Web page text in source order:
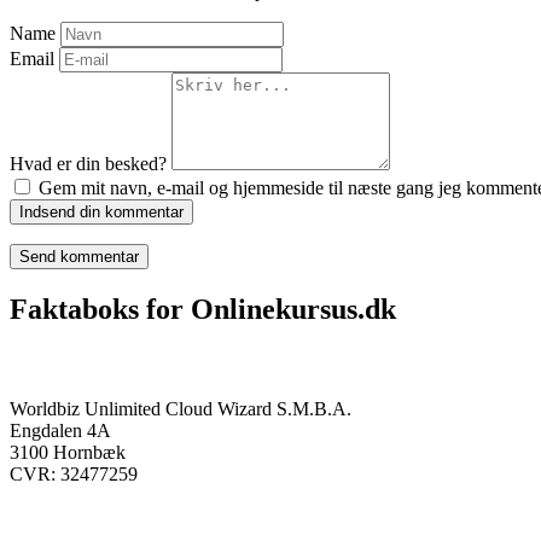
Name
Email
Hvad er din besked?
Gem mit navn, e-mail og hjemmeside til næste gang jeg
Indsend din kommentar
Faktaboks for Onlinekursus.dk
Worldbiz Unlimited Cloud Wizard S.M.B.A.
Engdalen 4A
3100 Hornbæk
CVR: 32477259